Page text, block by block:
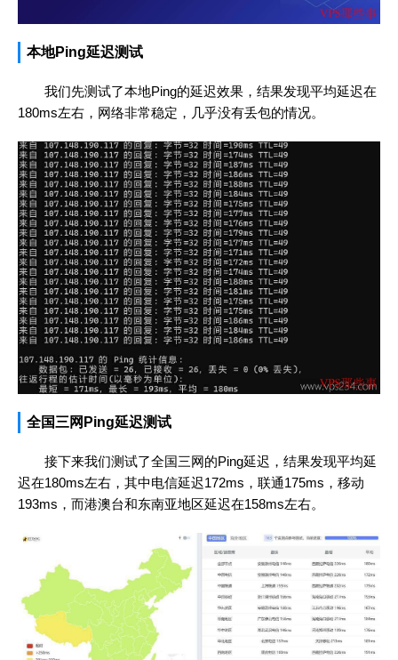
本地Ping延迟测试
我们先测试了本地Ping的延迟效果，结果发现平均延迟在
180ms左右，网络非常稳定，几乎没有丢包的情况。
全国三网Ping延迟测试
接下来我们测试了全国三网的Ping延迟，结果发现平均延
迟在180ms左右，其中电信延迟172ms，联通175ms，移动
193ms，而港澳台和东南亚地区延迟在158ms左右。